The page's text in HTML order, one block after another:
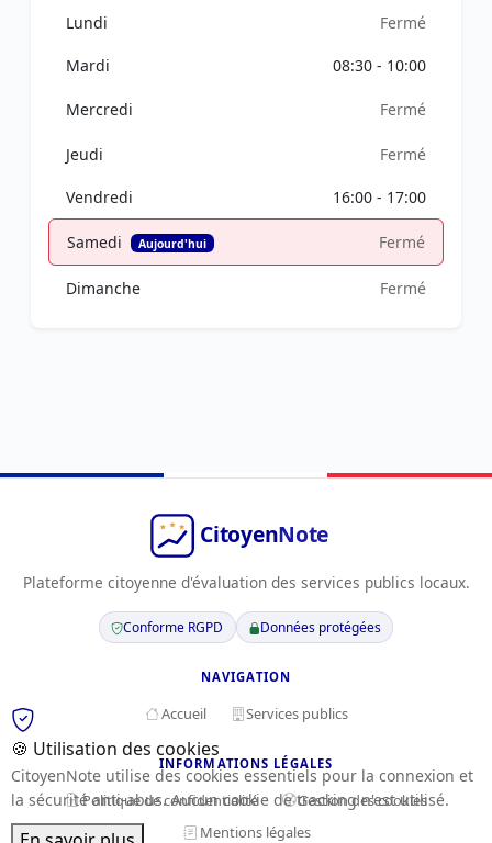
Lundi Fermé
Mardi 08:30 - 10:00
Mercredi Fermé
Jeudi Fermé
Vendredi 16:00 - 17:00
Samedi Aujourd'hui Fermé
Dimanche Fermé
Plateforme citoyenne d'évaluation des services publics locaux.
Conforme RGPD Données protégées
NAVIGATION
Accueil Services publics
INFORMATIONS LÉGALES
Politique de confidentialité
Gestion des cookies
Mentions légales
🍪 Utilisation des cookies
CitoyenNote utilise des cookies essentiels pour la connexion et
la sécurité anti-abus. Aucun cookie de tracking n'est utilisé.